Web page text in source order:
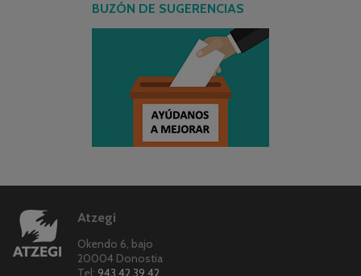
BUZÓN DE SUGERENCIAS
Atzegi
Okendo 6, bajo
20004 Donostia
Tel: 943 42 39 42